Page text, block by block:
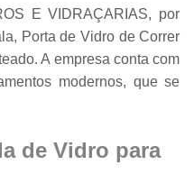
Cobertura de Vidro
Cobertura
Divisória de
Divisória de Vidro
E VIDRAÇARIAS, por
Porta de Vidro de Correr
A empresa conta com
modernos, que se
de Vidro para